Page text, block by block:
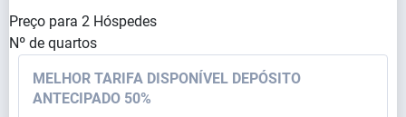
Preço para 2 Hóspedes
Nº de quartos
MELHOR TARIFA DISPONÍVEL DEPÓSITO
ANTECIPADO 50%